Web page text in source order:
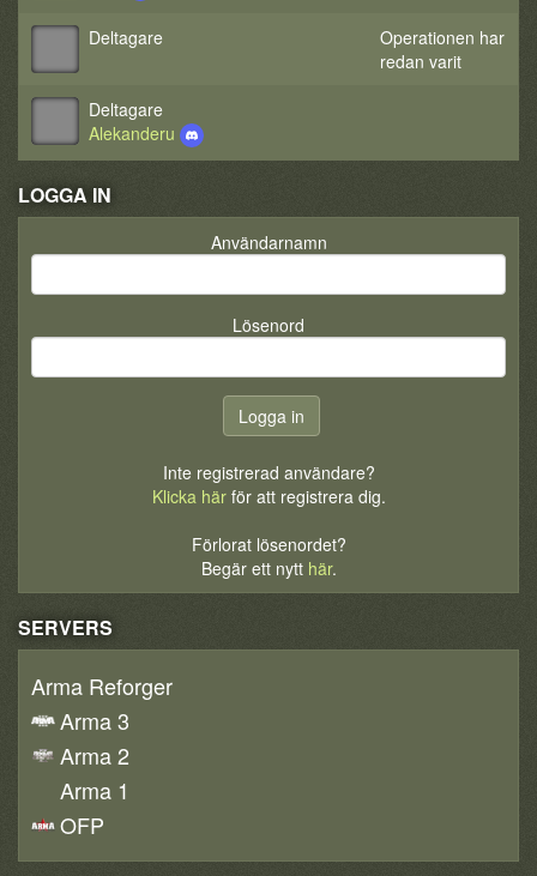
Deltagare
Operationen har
redan varit
Deltagare
Alekanderu
LOGGA IN
Användarnamn
Lösenord
Inte registrerad användare?
Klicka härför att registrera dig.
Förlorat lösenordet?
Begär ett nytt här.
SERVERS
Arma Reforger
Arma 3
Arma 2
Arma 1
OFP